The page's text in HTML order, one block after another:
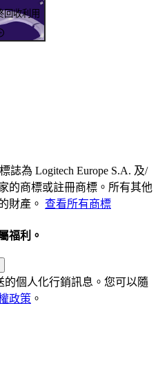
回收利用
誌為 Logitech Europe S.A. 及/
的商標或註冊商標。所有其他
財產。 查看所有商標
福利。
的個人化行銷訊息。您可以隨
政策 。